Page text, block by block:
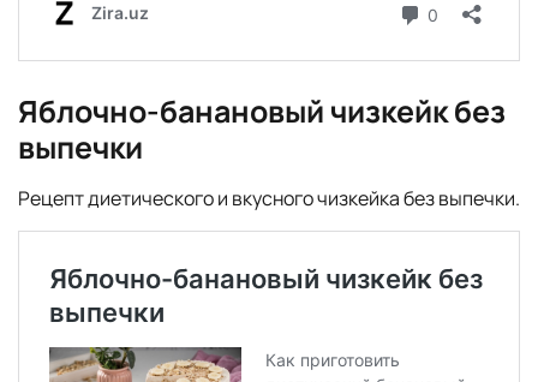
Яблочно-банановый чизкейк без
выпечки
Рецепт диетического и вкусного чизкейка без выпечки.